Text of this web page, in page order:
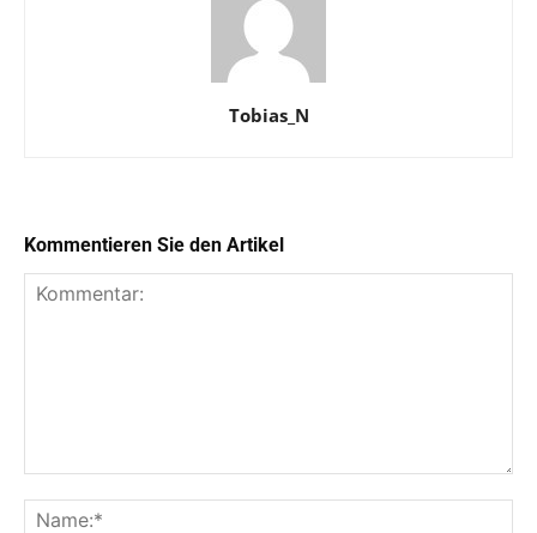
Tobias_N
Kommentieren Sie den Artikel